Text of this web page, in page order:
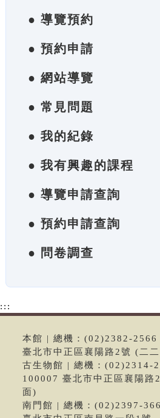
● 導覽預約
● 預約申請
● 網站導覽
● 常見問題
● 我的紀錄
● 我有興趣的課程
● 導覽申請查詢
● 預約申請查詢
● 問卷調查
:::
本館 | 總機：(02)2382-2566
臺北市中正區襄陽路2號 (二
古生物館 | 總機：(02)2314-
100007 臺北市中正區襄陽路
面)
南門館 | 總機：(02)2397-